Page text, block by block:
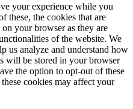
your experience while you
these, the cookies that are
on your browser as they are
of the website. We
us analyze and understand how
will be stored in your browser
the option to opt-out of these
cookies may affect your